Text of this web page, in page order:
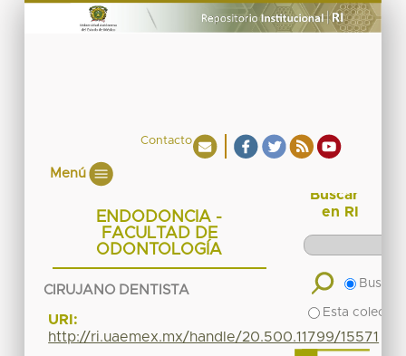
Contacto
Menú
ENDODONCIA -
FACULTAD DE
ODONTOLOGÍA
CIRUJANO DENTISTA
URI:
http://ri.uaemex.mx/handle/20.500.11799/15571
Buscar
en RI
Buscar
Esta